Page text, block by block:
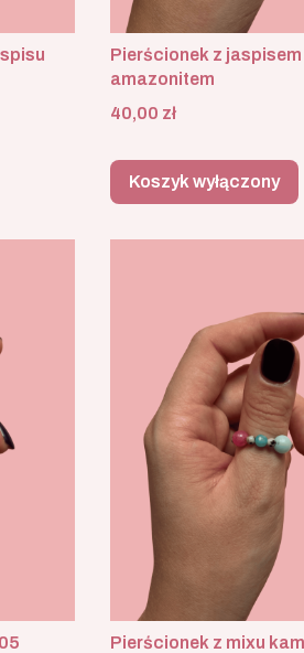
Pierścionek z jaspisem
amazonitem
Cena
40,00 zł
Koszyk wyłączony
Pierścionek z mixu